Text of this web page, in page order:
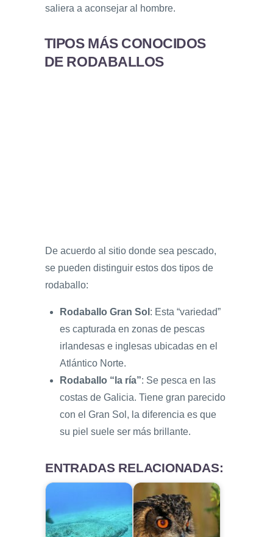
saliera a aconsejar al hombre.
TIPOS MÁS CONOCIDOS
DE RODABALLOS
De acuerdo al sitio donde sea pescado,
se pueden distinguir estos dos tipos de
rodaballo:
Rodaballo Gran Sol : Esta “variedad”
es capturada en zonas de pescas
irlandesas e inglesas ubicadas en el
Atlántico Norte.
Rodaballo “la ría”: Se pesca en las
costas de Galicia. Tiene gran parecido
con el Gran Sol, la diferencia es que
su piel suele ser más brillante.
ENTRADAS RELACIONADAS: